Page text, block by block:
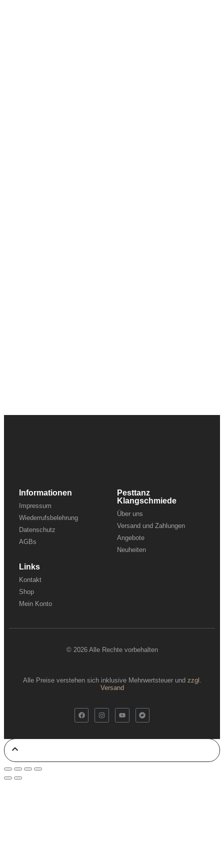
Informationen
Impressum
Wiederrufsbelehrung
Datenschutz
AGBs
Pesttanz
Klangschmiede
Über uns
Versand und Zahlungen
Angebote
Neuheiten
Links
Kontakt
Shop
Mein Konto
© 2026 Alle Rechte vorbehalten
Alle Preise verstehen sich inklusive Mehrwertsteuer und zzgl.
Versand